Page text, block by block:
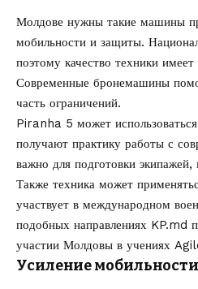
Молдове нужны такие машины
мобильности и защиты.
поэтому качество техники
Современные бронемашины
часть ограничений.
Piranha 5 может
получают практику работы с
важно для подготовки
Также техника может
участвует в международном
подобных направлениях KP.md
участии Молдовы в учениях
Усиление